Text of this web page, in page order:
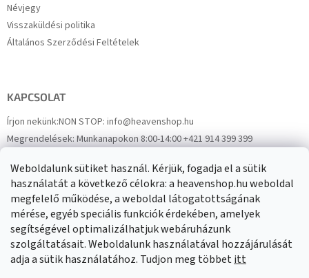
Weboldalunk sütiket használ. Kérjük, fogadja el a sütik
használatát a következő célokra: a heavenshop.hu weboldal
megfelelő működése, a weboldal látogatottságának
mérése, egyéb speciális funkciók érdekében, amelyek
segítségével optimalizálhatjuk webáruházunk
szolgáltatásait. Weboldalunk használatával hozzájárulását
adja a sütik használatához. Tudjon meg többetitt
Névjegy
Visszaküldési politika
Általános Szerződési Feltételek
KAPCSOLAT
Írjon nekünk:NON STOP: info@heavenshop.hu
Megrendelések:Munkanapokon 8:00-14:00 +421 914 399 399
FacebookHeavenShop.sk
Eredményeink